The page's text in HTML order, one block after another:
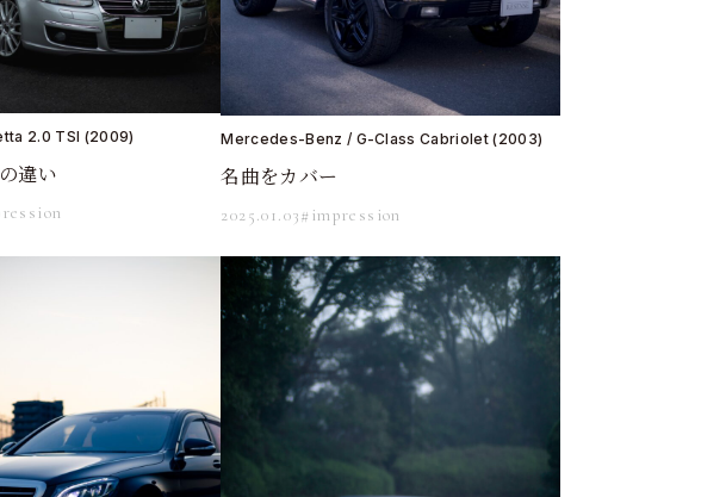
2.0 TSI (2009)
違い
Mercedes-Benz / G-Class Cabriolet (2003)
名曲をカバー
2025.01.03#impression